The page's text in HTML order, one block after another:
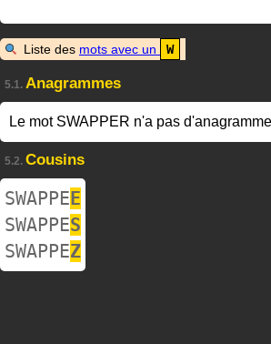
Liste des mots avec un W
5.1. Anagrammes
Le mot SWAPPER n'a pas
5.2. Cousins
SWAPPEE
SWAPPES
SWAPPEZ